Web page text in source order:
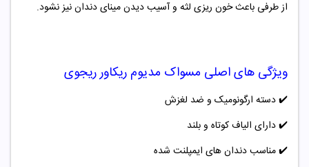
از طرفی باعث خون ریزی لثه و آسیب دیدن مینای دندان نیز نشود.
ویژگی های اصلی مسواک مدیوم ریکاور ریجوی
✔️ دسته ارگونومیک و ضد لغزش
✔️ دارای الیاف کوتاه و بلند
✔️ مناسب دندان های ایمپلنت شده